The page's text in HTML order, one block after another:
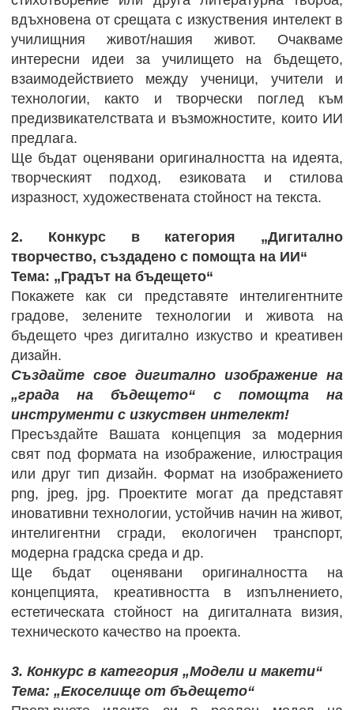
вдъхновена от срещата с изкуствения интелект в
училищния живот/нашия живот. Очакваме
интересни идеи за училището на бъдещето,
взаимодействието между ученици, учители и
технологии, както и творчески поглед към
предизвикателствата и възможностите, които ИИ
предлага.
Ще бъдат оценявани оригиналността на идеята,
творческият подход, езиковата и стилова
изразност, художествената стойност на текста.
2. Конкурс в категория „Дигитално
творчество, създадено с помощта на ИИ“
Тема: „Градът на бъдещето“
Покажете как си представяте интелигентните
градове, зелените технологии и живота на
бъдещето чрез дигитално изкуство и креативен
дизайн.
Създайте свое дигитално изображение на
„града на бъдещето“ с помощта на
инструменти с изкуствен интелект!
Пресъздайте Вашата концепция за модерния
свят под формата на изображение, илюстрация
или друг тип дизайн. Формат на изображението
png, jpeg, jpg. Проектите могат да представят
иновативни технологии, устойчив начин на живот,
интелигентни сгради, екологичен транспорт,
модерна градска среда и др.
Ще бъдат оценявани оригиналността на
концепцията, креативността в изпълнението,
естетическата стойност на дигиталната визия,
техническото качество на проекта.
3. Конкурс в категория „Модели и макети“
Тема: „Екоселище от бъдещето“